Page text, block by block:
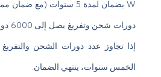
الخمس سنوات، ينتهي الضمان.